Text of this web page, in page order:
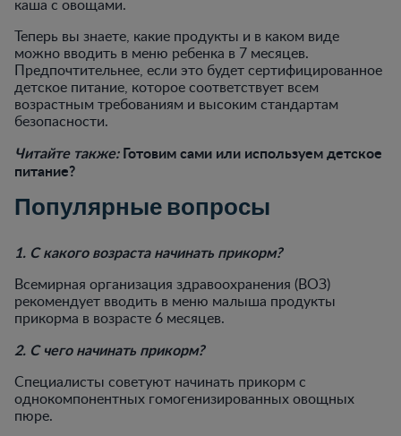
каша с овощами.
Теперь вы знаете, какие продукты и в каком виде
можно вводить в меню ребенка в 7 месяцев.
Предпочтительнее, если это будет сертифицированное
детское питание, которое соответствует всем
возрастным требованиям и высоким стандартам
безопасности.
Читайте также:Готовим сами или используем детское
питание?
Популярные вопросы
1. С какого возраста начинать прикорм?
Всемирная организация здравоохранения (ВОЗ)
рекомендует вводить в меню малыша продукты
прикорма в возрасте 6 месяцев.
2. С чего начинать прикорм?
Специалисты советуют начинать прикорм с
однокомпонентных гомогенизированных овощных
пюре.